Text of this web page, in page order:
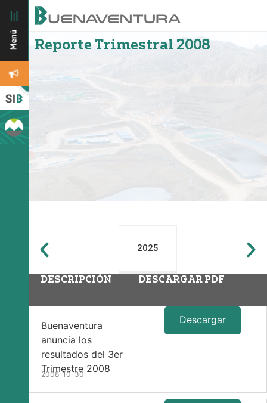
Reporte Trimestral 2008
2025
DESCRIPCIÓN DESCARGAR PDF
Buenaventura
anuncia los
resultados del 3er
Trimestre 2008
2008-10-30
Descargar